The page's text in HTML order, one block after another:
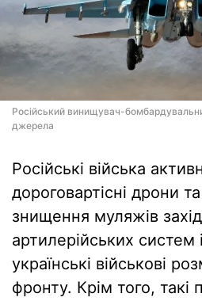
Російський винищувач-
джерела
Російські війська
дороговартісні дрони
знищення муляжів
артилерійських систем
українські військові
фронту. Крім того, такі